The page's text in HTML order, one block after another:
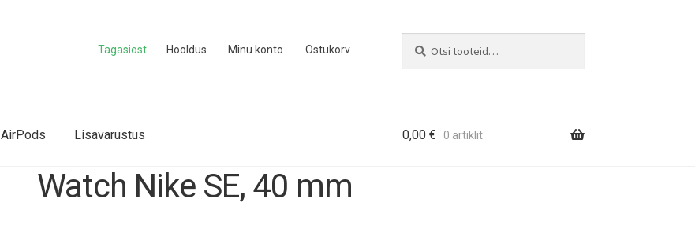
Tagasiost Hooldus Minu konto Ostukorv
AirPods Lisavarustus 0,00 € 0 artiklit
Watch Nike SE, 40 mm